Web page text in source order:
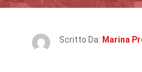
Scritto Da: Marina